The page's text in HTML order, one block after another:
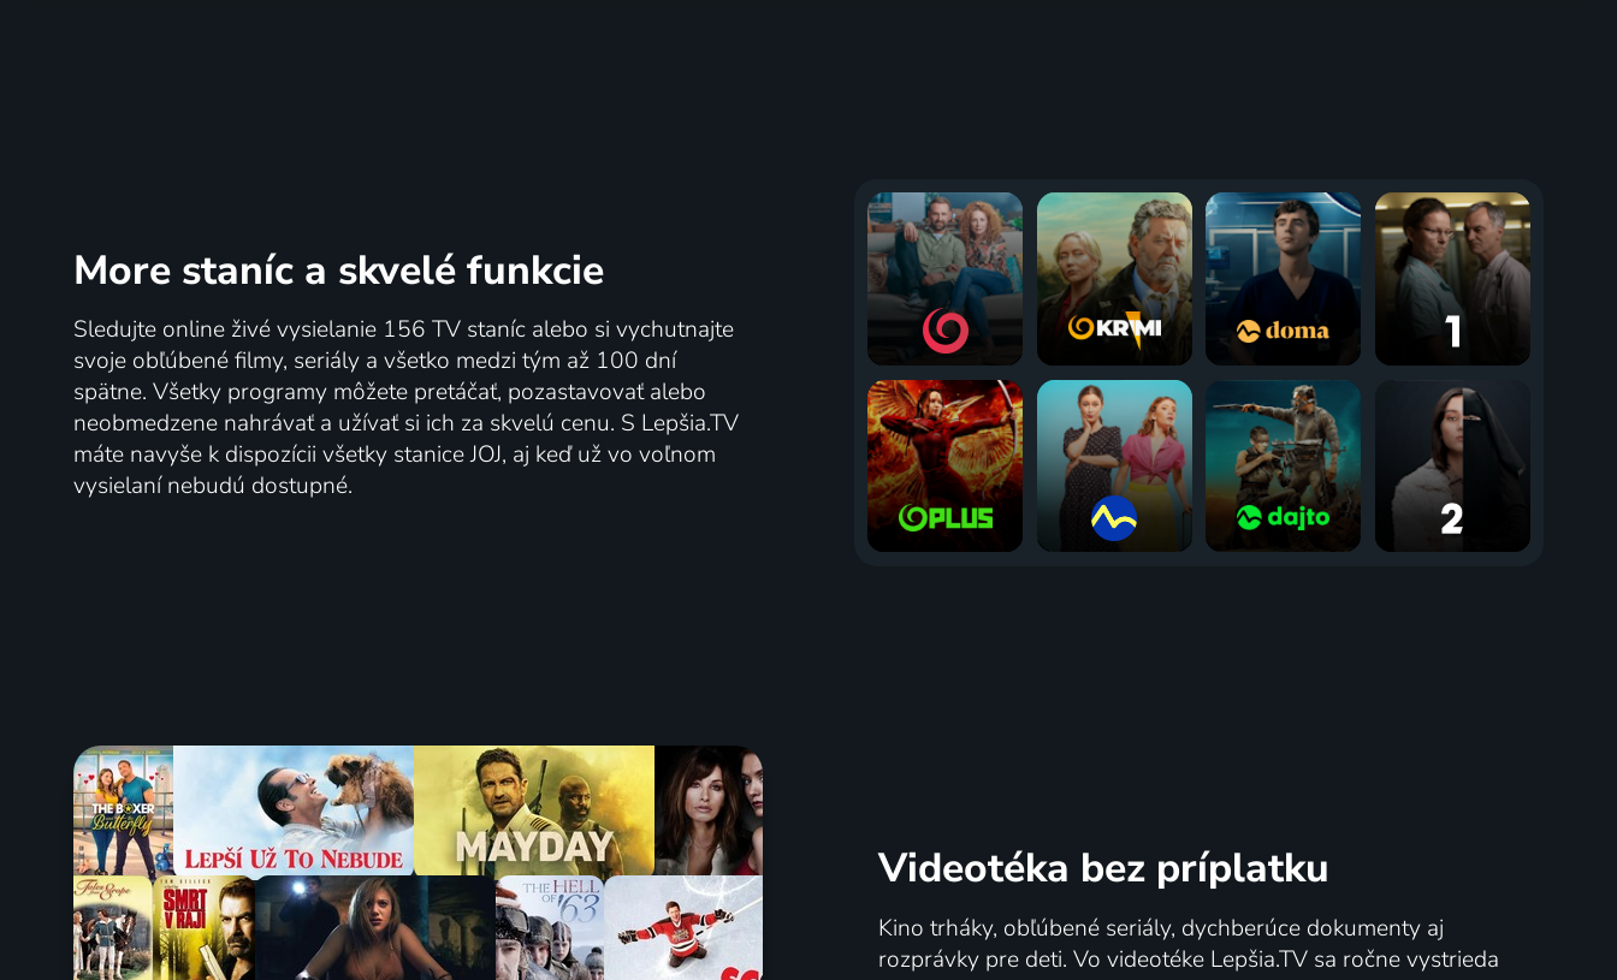
More staníc a skvelé funkcie
Sledujte online živé vysielanie 156 TV staníc alebo si vychutnajte
svoje obľúbené filmy, seriály a všetko medzi tým až 100 dní
spätne. Všetky programy môžete pretáčať, pozastavovať alebo
neobmedzene nahrávať a užívať si ich za skvelú cenu. S Lepšia.TV
máte navyše k dispozícii všetky stanice JOJ, aj keď už vo voľnom
vysielaní nebudú dostupné.
Videotéka bez príplatku
Kino trháky, obľúbené seriály, dychberúce dokumenty aj
rozprávky pre deti. Vo videotéke Lepšia.TV sa ročne vystrieda